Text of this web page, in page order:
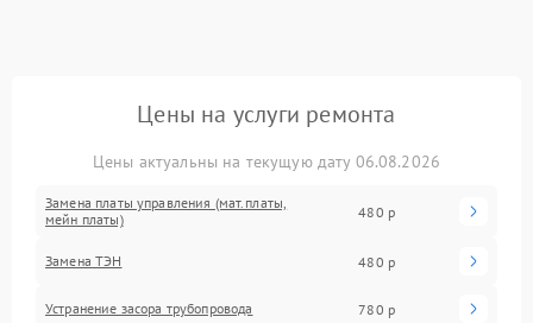
Цены на услуги ремонта
Цены актуальны на текущую дату 06.08.2026
Замена платы управления (мат.платы,
мейн платы)
480 р
Замена ТЭН 480 р
Устранение засора трубопровода 780 р